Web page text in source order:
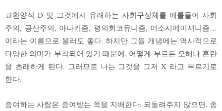
교환양식 D 및 그것에서 유래하는 사회구성체를 예를들어 사회
주의, 공산주의, 아나키즘, 평의회코뮤니즘, 어소시에이셔니즘…
이라는 이름으로 불러도 좋다. 하지만 그들 개념에는 역사적으로
다양한 의미가 부착되어 있기 때문에, 어떻게 부르든 오해나 혼란
을 초래하게 된다. 그러므로 나는 그것을 그저 X 라고 부르기로
한다.
증여하는 사람은 증여받는 쪽을 지배한다. 되돌려주지 않으면, 종